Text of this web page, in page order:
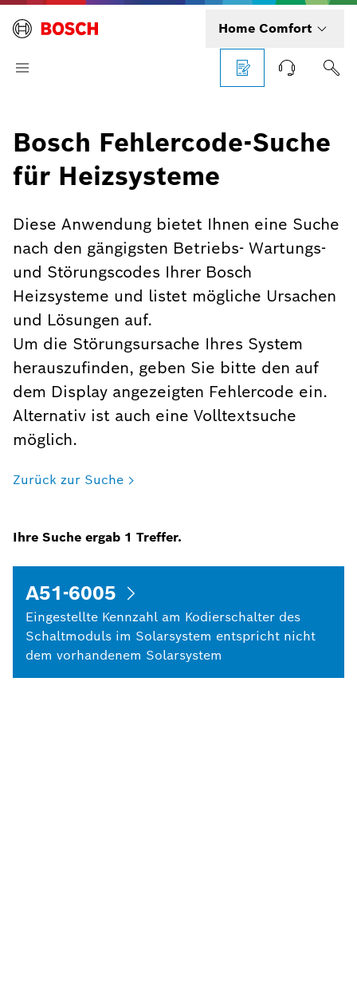
Home Comfort
Bosch Fehlercode-Suche
für Heizsysteme
Diese Anwendung bietet Ihnen eine Suche
nach den gängigsten Betriebs- Wartungs-
und Störungscodes Ihrer Bosch
Heizsysteme und listet mögliche Ursachen
und Lösungen auf.
Um die Störungsursache Ihres System
herauszufinden, geben Sie bitte den auf
dem Display angezeigten Fehlercode ein.
Alternativ ist auch eine Volltextsuche
möglich.
Zurück zur Suche
Ihre Suche ergab 1 Treffer.
A51-6005
Eingestellte Kennzahl am Kodierschalter des
Schaltmoduls im Solarsystem entspricht nicht
dem vorhandenem Solarsystem